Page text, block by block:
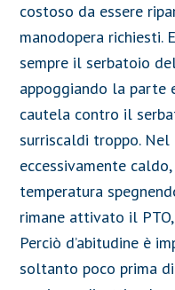
costoso da essere
manodopera richiesti.
sempre il serbatoio
appoggiando la parte
cautela contro il
surriscaldi troppo.
eccessivamente
temperatura
rimane attivato il
Perciò d’abitudine è
soltanto poco prima